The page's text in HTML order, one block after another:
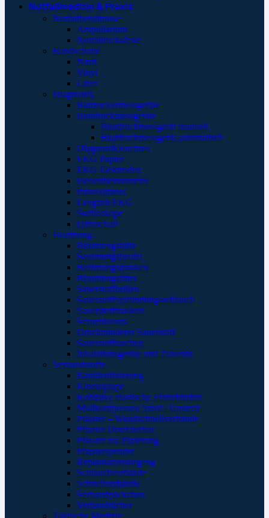
Notfallmedizin & Praxis
Notfallbehältnisse
Ampullarium
Notfallrucksäcke
Handschuhe
Nitril
Vinyl
Latex
Diagnostik
Blutzuckermessgeräte
Blutdruckmessgeräte
Blutdruckmessgerät manuell
Blutdruckmessgerät automatisch
Diagnostikleuchten
EKG Papier
EKG Elektroden
Fieberthermometer
Pulsoximeter
Langzeit EKG
Stethoskope
Ultraschall
Beatmung
Beatmungshilfe
Beatmungsbeutel
Beatmungsmasken
Beatmungsfilter
Sauerstoffbrillen
Sauerstoffverbindungsschlauch
Sauerstoffmasken
Verneblersets
Druckminderer Sauerstoff
Sauerstofftaschen
Inhalationsgeräte und Zubehör
Verbandstoffe
Kanülenfixierung
Kinesoptape
Kohäsive elastische Fixierbinden
Mullkompressen Steril / Unsteril
Pflaster – Wundschnellverbände
Pflaster Detektierbar
Pflaster zur Fixierung
Pflasterspender
Replantatversorgung
Schlauchverbände
Schnellverbände
Verbandpäckchen
Verbandtücher
Taktische Medizin